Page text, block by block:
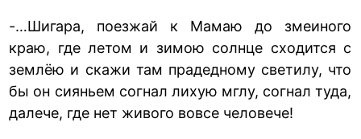
-…Шигара, поезжай к Мамаю до змеиного
краю, где летом и зимою солнце сходится с
землёю и скажи там прадедному светилу, что
бы он сияньем согнал лихую мглу, согнал туда,
далече, где нет живого вовсе человече!